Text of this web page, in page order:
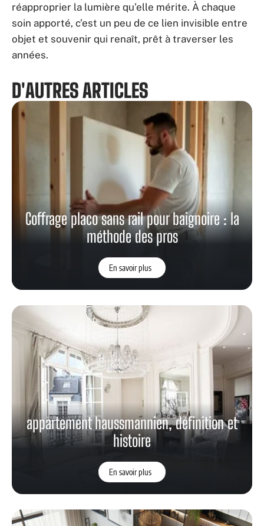
réapproprier la lumière qu’elle mérite. À chaque
soin apporté, c’est un peu de ce lien invisible entre
objet et souvenir qui renaît, prêt à traverser les
années.
D'AUTRES ARTICLES
Coffrage placo sans rail pour baignoire : la
méthode des pros
En savoir plus
appartement haussmannien, définition et
histoire
En savoir plus